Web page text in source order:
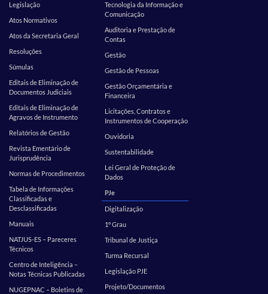
Legislação
Atos Normativos
Atos da Secretaria Geral
Resoluções
Súmulas
Editais de Eliminação de
Documentos Judiciais
Editais de Eliminação de
Agravos de Instrumento
Relatórios de Gestão
Revista Ementário de
Jurisprudência
Normas de Procedimentos
Tabela de Informações
Classificadas e
Desclassificadas
Manuais
NATJUS-ES – Pareceres
Técnicos
Centro de Inteligência –
Notas Técnicas Publicadas
NUGEPNAC – Boletins de
Tecnologia da Informação e
Comunicação
Auditoria e Prestação de
Contas
Gestão
Gestão de Pessoas
Gestão Orçamentária e
Financeira
Licitações, Contratos e
Instrumentos de Cooperação
Ouvidoria
Sustentabilidade
Lei Geral de Proteção de
Dados
PJe
Digitalização
1º Grau
Tribunal de Justiça
Turma Recursal
Legislação PJE
Projeto/Documentos